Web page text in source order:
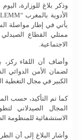
وذكر بلاغ للوزارة،
يأتي في إطار مواصلة
ممثلي القطاع
الاجتماعية.
وأضاف أن اللقاء ركز،
لضمان الأمن الدوائي
الكبير في مجال التغطية
كما تم التأكيد، حسب
المجال الصيدلاني
الاستشفائية للمنظومة
وأشار البلاغ إلى أن